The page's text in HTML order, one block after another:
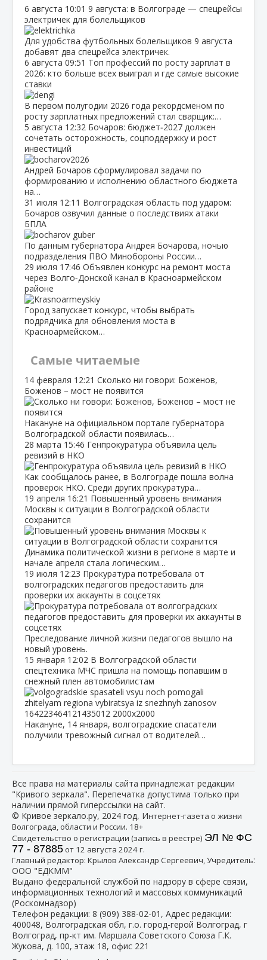
6 августа 10:01 9 августа: в Волгограде — спецрейсы
электричек для болельщиков
Для удобства футбольных болельщиков 9 августа
добавят два спецрейса электричек.
6 августа 09:51 Топ профессий по росту зарплат в
2026: кто больше всех выиграл и где самые высокие
ставки
В первом полугодии 2026 года рекордсменом по
росту зарплатных предложений стал сварщик:…
5 августа 12:32 Бочаров: бюджет‑2027 должен
сочетать осторожность, соцподдержку и рост
инвестиций
Андрей Бочаров сформулировал задачи по
формированию и исполнению областного бюджета
на…
31 июля 12:11 Волгоградская область под ударом:
Бочаров озвучил данные о последствиях атаки
БПЛА
По данным губернатора Андрея Бочарова, ночью
подразделения ПВО Минобороны России…
29 июля 17:46 Объявлен конкурс на ремонт моста
через Волго‑Донской канал в Красноармейском
районе
Город запускает конкурс, чтобы выбрать
подрядчика для обновления моста в
Красноармейском…
Самые читаемые
14 февраля 12:21 Сколько ни говори: Боженов,
Боженов – мост не появится
Накануне на официальном портале губернатора
Волгоградской области появилась…
28 марта 15:46 Генпрокуратура объявила цель
ревизий в НКО
Как сообщалось ранее, в Волгограде пошла волна
проверок НКО. Среди других прокуратура…
19 апреля 16:21 Повышенный уровень внимания
Москвы к ситуации в Волгоградской области
сохранится
Динамика политической жизни в регионе в марте и
начале апреля стала логическим…
19 июля 12:23 Прокуратура потребовала от
волгоградских педагогов предоставить для
проверки их аккаунты в соцсетях
Преследование личной жизни педагогов вышло на
новый уровень.
15 января 12:02 В Волгоградской области
спецтехника МЧС пришла на помощь попавшим в
снежный плен автомобилистам
Накануне, 14 января, волгоградские спасатели
получили тревожный сигнал от водителей…
Все права на материалы сайта принадлежат редакции
"Кривого зеркала". Перепечатка допустима только при
наличии прямой гиперссылки на сайт.
© Кривое зеркало.ру, 2024 год, Интернет-газета о жизни
Волгограда, области и России. 18+
Свидетельство о регистрации (запись в реестре) ЭЛ № ФС
77 - 87885от 12 августа 2024 г.
Главный редактор: Крылов Александр Сергеевич, Учредитель:
ООО "ЕДКММ"
Выдано федеральной службой по надзору в сфере связи,
информационных технологий и массовых коммуникаций
(Роскомнадзор)
Телефон редакции: 8 (909) 388-02-01 , Адрес редакции:
400048, Волгоградская обл, г.о. город-герой Волгоград, г
Волгоград, пр-кт им. Маршала Советского Союза Г.К.
Жукова, д. 100, этаж 18, офис 221